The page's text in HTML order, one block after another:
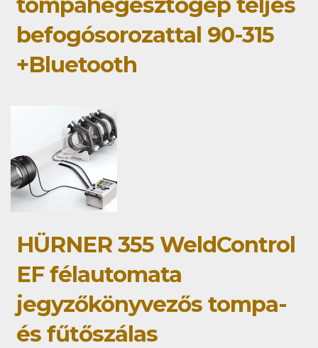
befogósorozattal 90-315
+Bluetooth
HÜRNER 355 WeldControl
EF félautomata
jegyzőkönyvezős tompa-
és fűtőszálas